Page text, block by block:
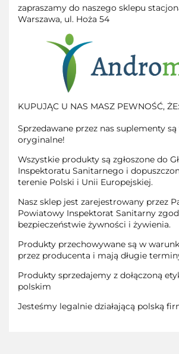
zapraszamy do naszego sklepu
Warszawa, ul. Hoża 54
KUPUJĄC U NAS MASZ PEWNOŚĆ, ŻE:
Sprzedawane przez nas suplementy są
oryginalne!
Wszystkie produkty są zgłoszone do
Inspektoratu Sanitarnego i
terenie Polski i Unii Europejskiej.
Nasz sklep jest zarejestrowany przez
Powiatowy Inspektorat Sanitarny
bezpieczeństwie żywności i żywienia.
Produkty przechowywane są w
przez producenta i mają długie
Produkty sprzedajemy z dołączoną
polskim
Jesteśmy legalnie działającą polską